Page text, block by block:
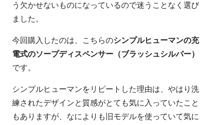
う欠かせないものになっているので迷うことなく選び
ました。
今回購入したのは、こちらのシンプルヒューマンの充
電式のソープディスペンサー（ブラッシュシルバー）
です。
シンプルヒューマンをリピートした理由は、やはり洗
練されたデザインと質感がとても気に入っていたこと
もありますが、なによりも旧モデルを使っていて気に